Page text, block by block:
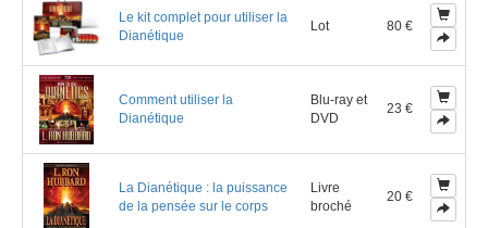
Le kit complet pour utiliser la
Dianétique
Lot 80 €
Comment utiliser la
Dianétique
Blu-ray et
DVD
23 €
La Dianétique : la puissance
de la pensée sur le corps
Livre
broché
20 €